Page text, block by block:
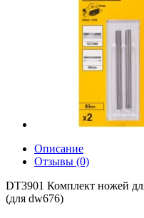
Описание
Отзывы (0)
DT3901 Комплект ножей
(для dw676)